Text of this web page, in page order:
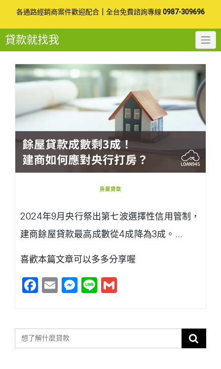
to
content
各通路經銷商案件歡迎配合 全台免費諮詢專線 0987-309696
貸款就找我
房屋貸款
2024年9月央行祭出第七波選擇性信用管制，
建商餘屋貸款最高成數從4成降為3成。…
喜歡本篇文章可以多多分享喔
Facebook
EmailMessenger
Line